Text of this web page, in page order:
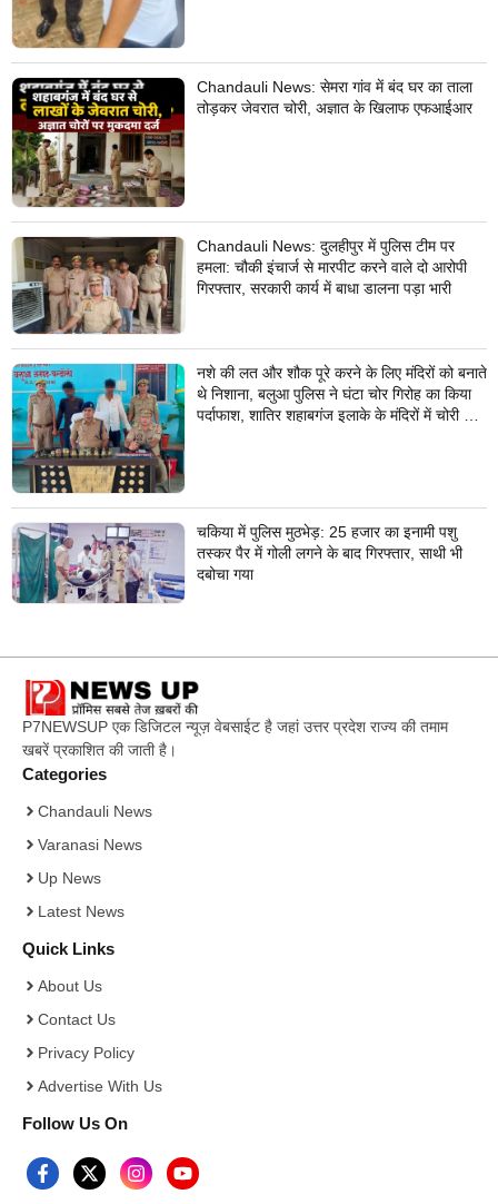
Chandauli News: सेमरा गांव में बंद घर का ताला
तोड़कर जेवरात चोरी, अज्ञात के खिलाफ एफआईआर
Chandauli News: दुलहीपुर में पुलिस टीम पर
हमला: चौकी इंचार्ज से मारपीट करने वाले दो आरोपी
गिरफ्तार, सरकारी कार्य में बाधा डालना पड़ा भारी
नशे की लत और शौक पूरे करने के लिए मंदिरों को बनाते
थे निशाना, बलुआ पुलिस ने घंटा चोर गिरोह का किया
पर्दाफाश, शातिर शहाबगंज इलाके के मंदिरों में चोरी की
चकिया में पुलिस मुठभेड़: 25 हजार का इनामी पशु
तस्कर पैर में गोली लगने के बाद गिरफ्तार, साथी भी
दबोचा गया
P7NEWSUP एक डिजिटल न्यूज़ वेबसाईट है जहां उत्तर प्रदेश राज्य की तमाम
खबरें प्रकाशित की जाती है।
Categories
Chandauli News
Varanasi News
Up News
Latest News
Quick Links
About Us
Contact Us
Privacy Policy
Advertise With Us
Follow Us On